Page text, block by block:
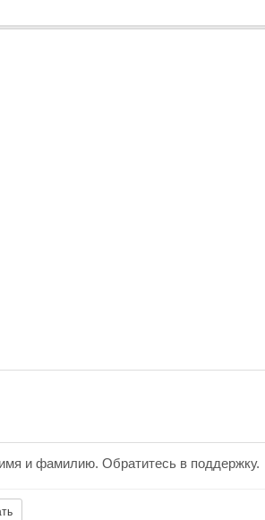
и фамилию. Обратитесь в поддержку.